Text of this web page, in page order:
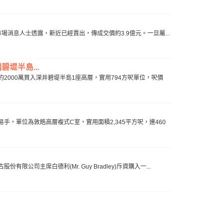
消息人士透露，新近已經賣出，傳成交價約3.9億元。一旦屬...
堤半島...
萬買入深井碧堤半島1座高層，實用794方呎單位，呎價
，單位為敦皓高層複式C室，實用面積2,345平方呎，連460
份有限公司主席白德利(Mr. Guy Bradley)斥資購入一...